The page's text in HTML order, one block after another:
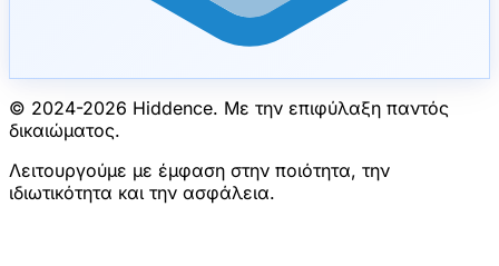
© 2024-2026 Hiddence. Με την επιφύλαξη παντός
δικαιώματος.
Λειτουργούμε με έμφαση στην ποιότητα, την
ιδιωτικότητα και την ασφάλεια.